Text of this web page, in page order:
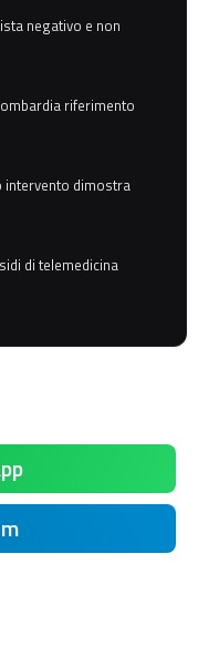
negativo e non
riferimento
intervento dimostra
di telemedicina